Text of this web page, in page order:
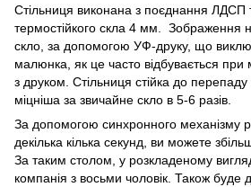
Стільниця виконана з поєднання ЛДСП
термостійкого скла 4 мм. Зображення
скло, за допомогою УФ-друку, що
малюнка, як це часто відбувається при
з друком. Стільниця стійка до
міцніша за звичайне скло в 5-6 разів.
За допомогою синхронного механізму
декілька кілька секунд, ви можете
За таким столом, у розкладеному
компанія з восьми чоловік. Також буде